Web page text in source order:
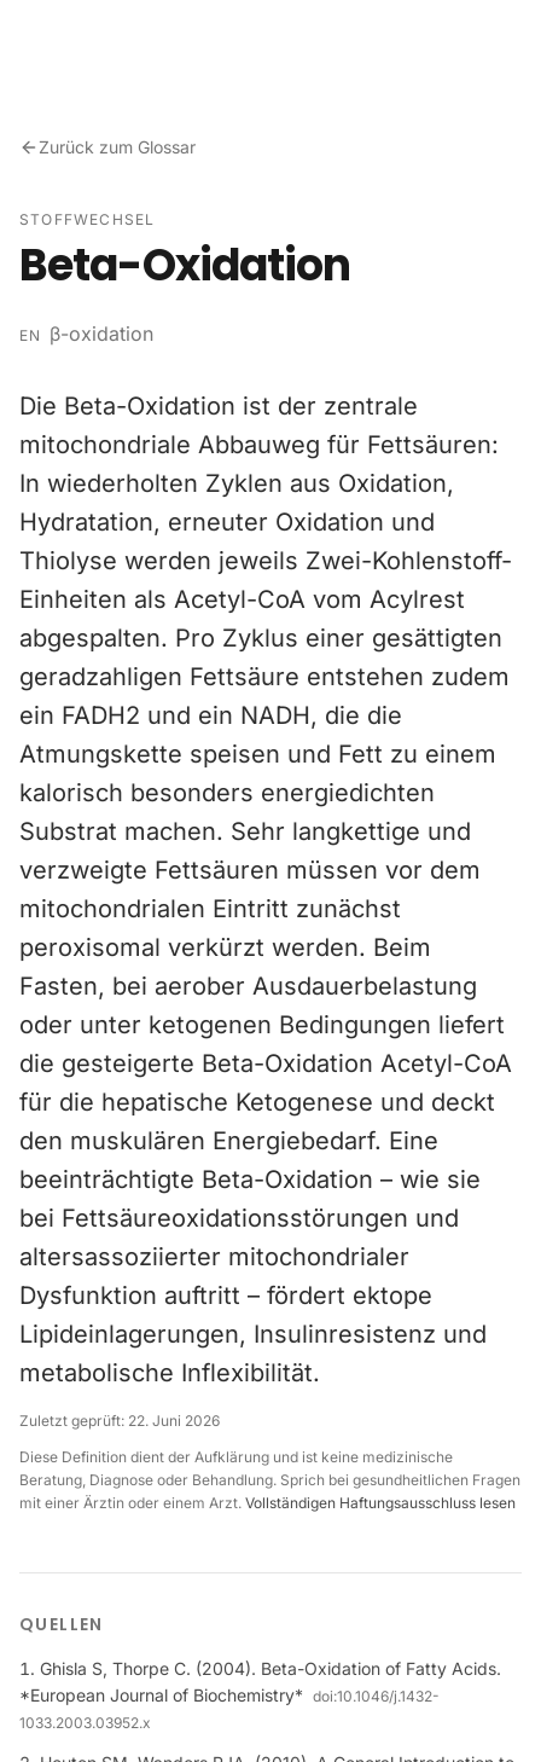
Zurück zum Glossar
STOFFWECHSEL
Beta-Oxidation
EN β-oxidation
Die Beta-Oxidation ist der zentrale
mitochondriale Abbauweg für Fettsäuren:
In wiederholten Zyklen aus Oxidation,
Hydratation, erneuter Oxidation und
Thiolyse werden jeweils Zwei-Kohlenstoff-
Einheiten als Acetyl-CoA vom Acylrest
abgespalten. Pro Zyklus einer gesättigten
geradzahligen Fettsäure entstehen zudem
ein FADH2 und ein NADH, die die
Atmungskette speisen und Fett zu einem
kalorisch besonders energiedichten
Substrat machen. Sehr langkettige und
verzweigte Fettsäuren müssen vor dem
mitochondrialen Eintritt zunächst
peroxisomal verkürzt werden. Beim
Fasten, bei aerober Ausdauerbelastung
oder unter ketogenen Bedingungen liefert
die gesteigerte Beta-Oxidation Acetyl-CoA
für die hepatische Ketogenese und deckt
den muskulären Energiebedarf. Eine
beeinträchtigte Beta-Oxidation – wie sie
bei Fettsäureoxidationsstörungen und
altersassoziierter mitochondrialer
Dysfunktion auftritt – fördert ektope
Lipideinlagerungen, Insulinresistenz und
metabolische Inflexibilität.
Zuletzt geprüft: 22. Juni 2026
Diese Definition dient der Aufklärung und ist keine medizinische
Beratung, Diagnose oder Behandlung. Sprich bei gesundheitlichen Fragen
mit einer Ärztin oder einem Arzt. Vollständigen Haftungsausschluss lesen
QUELLEN
Ghisla S, Thorpe C. (2004). Beta-Oxidation of Fatty Acids.
*European Journal of Biochemistry* doi:10.1046/j.1432-
1033.2003.03952.x